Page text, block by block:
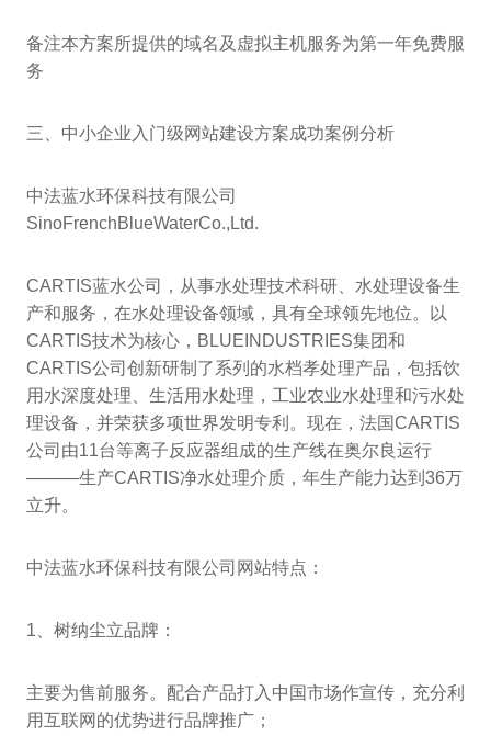
备注本方案所提供的域名及虚拟主机服务为第一年免费服
务
三、中小企业入门级网站建设方案成功案例分析
中法蓝水环保科技有限公司
SinoFrenchBlueWaterCo.,Ltd.
CARTIS蓝水公司，从事水处理技术科研、水处理设备生
产和服务，在水处理设备领域，具有全球领先地位。以
CARTIS技术为核心，BLUEINDUSTRIES集团和
CARTIS公司创新研制了系列的水档孝处理产品，包括饮
用水深度处理、生活用水处理，工业农业水处理和污水处
理设备，并荣获多项世界发明专利。现在，法国CARTIS
公司由11台等离子反应器组成的生产线在奥尔良运行
———生产CARTIS净水处理介质，年生产能力达到36万
立升。
中法蓝水环保科技有限公司网站特点：
1、树纳尘立品牌：
主要为售前服务。配合产品打入中国市场作宣传，充分利
用互联网的优势进行品牌推广；